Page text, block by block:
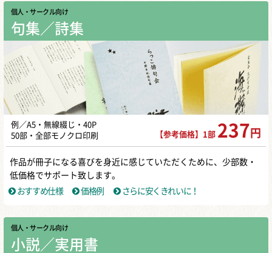
個人・サークル向け
句集／詩集
例／A5・無線綴じ・40P
50部・全部モノクロ印刷
【参考価格】1部 237 円
作品が冊子になる喜びを身近に感じていただくために、少部数・
低価格でサポート致します。
おすすめ仕様
価格例 さらに安くきれいに！
個人・サークル向け
小説／実用書